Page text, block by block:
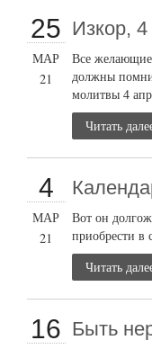
25
МАР
21
Изкор,
Все
должны
молитвы 4
Читать
4
МАР
21
Вот он
приобрести в
Читать
16 Быть